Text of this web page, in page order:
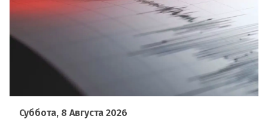
Суббота, 8 Августа 2026